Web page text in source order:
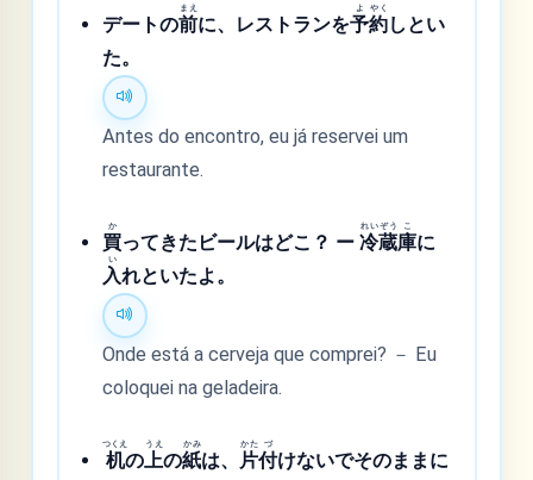
デートの前
まえ
に、レストランを予
よ
約
やく
しとい
た。
Antes do encontro, eu já reservei um
restaurante.
買
か
ってきたビールはどこ？ ー冷
れい
蔵
ぞう
庫
こ
に
入
い
れといたよ。
Onde está a cerveja que comprei? － Eu
coloquei na geladeira.
机
つくえ
の 上
うえ
の紙
かみ
は、 片
かた
付
づ
けないでそのままに